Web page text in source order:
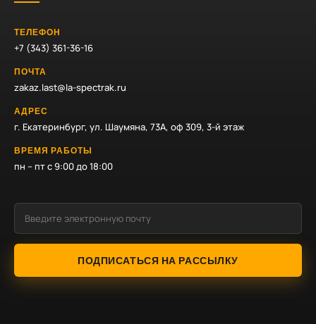
ТЕЛЕФОН
+7 (343) 361-36-16
ПОЧТА
zakaz.last@la-spectrak.ru
АДРЕС
г. Екатеринбург, ул. Шаумяна, 73А, оф 309, 3-й этаж
ВРЕМЯ РАБОТЫ
пн – пт с 9:00 до 18:00
ПОДПИСАТЬСЯ НА РАССЫЛКУ